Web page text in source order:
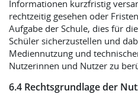
Informationen kurzfristig
rechtzeitig gesehen oder
Aufgabe der Schule, dies für
Schüler sicherzustellen und
Mediennutzung und
Nutzerinnen und Nutzer zu
6.4 Rechtsgrundlage der